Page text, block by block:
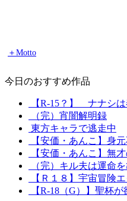
＋Motto
今日のおすすめ作品
【R-15？】 ナナシ
（完）宵闇解明録
東方キャラで逃走中
【安価・あんこ】身
【安価・あんこ】無
（完）キル夫は運命
【Ｒ１８】宇宙冒険
【R-18（G）】聖杯